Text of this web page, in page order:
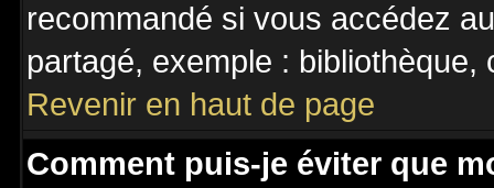
recommandé si vous accédez
partagé, exemple :
Revenir en haut de page
Comment puis-je éviter que